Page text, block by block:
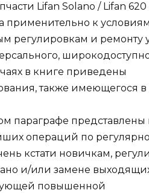
Lifan Solano / Lifan 620
применительно к
регулировкам и ремонту
в книге приведены
также имеющегося в
параграфе представлены
операций по
кстати новичкам,
и/или замене
повышенной